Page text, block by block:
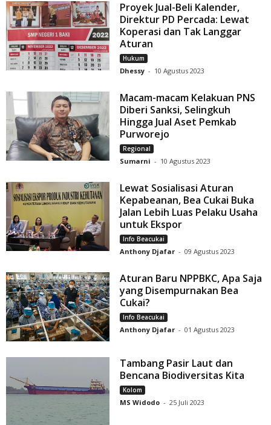
Proyek Jual-Beli Kalender,
Direktur PD Percada: Lewat
Koperasi dan Tak Langgar
Aturan
Hukum
Dhessy - 10 Agustus 2023
Macam-macam Kelakuan PNS
Diberi Sanksi, Selingkuh
Hingga Jual Aset Pemkab
Purworejo
Regional
Sumarni - 10 Agustus 2023
Lewat Sosialisasi Aturan
Kepabeanan, Bea Cukai Buka
Jalan Lebih Luas Pelaku Usaha
untuk Ekspor
Info Beacukai
Anthony Djafar - 09 Agustus 2023
Aturan Baru NPPBKC, Apa Saja
yang Disempurnakan Bea
Cukai?
Info Beacukai
Anthony Djafar - 01 Agustus 2023
Tambang Pasir Laut dan
Bencana Biodiversitas Kita
Kolom
MS Widodo - 25 Juli 2023